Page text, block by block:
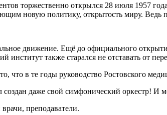
торжественно открылся 28 июля 1957
новую политику, открытость миру. Ведь
движение. Ещё до официального
также старался не отставать от
что в те годы руководство Ростовского
даже свой симфонический оркестр! И
преподаватели.